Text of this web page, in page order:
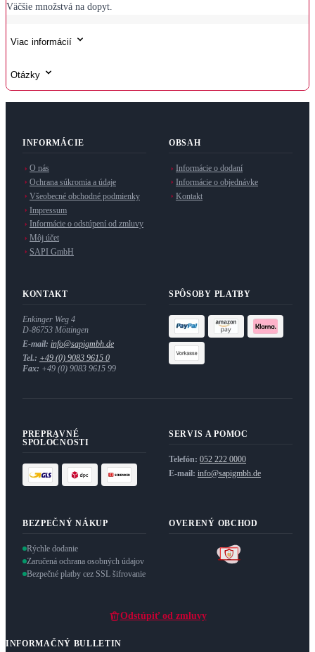
Väčšie množstvá na dopyt.
Viac informácií
Otázky
INFORMÁCIE
O nás
Ochrana súkromia a údaje
Všeobecné obchodné podmienky
Impressum
Informácie o odstúpení od zmluvy
Môj účet
SAPI GmbH
OBSAH
Informácie o dodaní
Informácie o objednávke
Kontakt
KONTAKT
Enkinger Weg 4
D-86753 Möttingen
E-mail: info@sapigmbh.de
Tel.: +49 (0) 9083 9615 0
Fax: +49 (0) 9083 9615 99
SPÔSOBY PLATBY
PREPRAVNÉ
SPOLOČNOSTI
SERVIS A POMOC
Telefón: 052 222 0000
E-mail: info@sapigmbh.de
BEZPEČNÝ NÁKUP
Rýchle dodanie
Zaručená ochrana osobných údajov
Bezpečné platby cez SSL šifrovanie
OVERENÝ OBCHOD
Odstúpiť od zmluvy
INFORMAČNÝ BULLETIN